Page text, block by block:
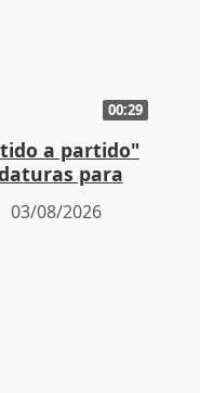
00:29
a partido"
para
03/08/2026